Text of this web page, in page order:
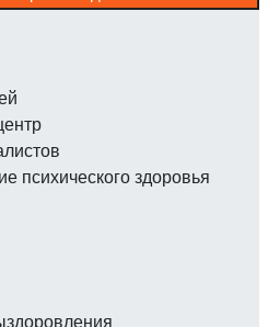
психического здоровья